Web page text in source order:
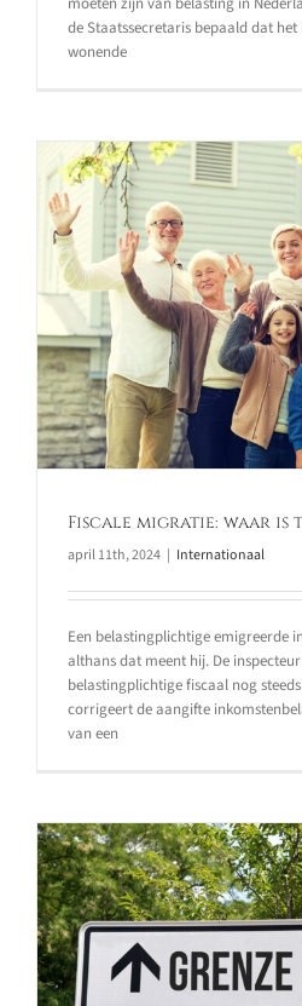
de Staatssecretaris bepaald dat
wonende
Fiscale migratie: waar is
april 11th, 2024 | Internationaal
Een belastingplichtige emigreerde
althans dat meent hij. De
belastingplichtige fiscaal nog
corrigeert de aangifte
van een